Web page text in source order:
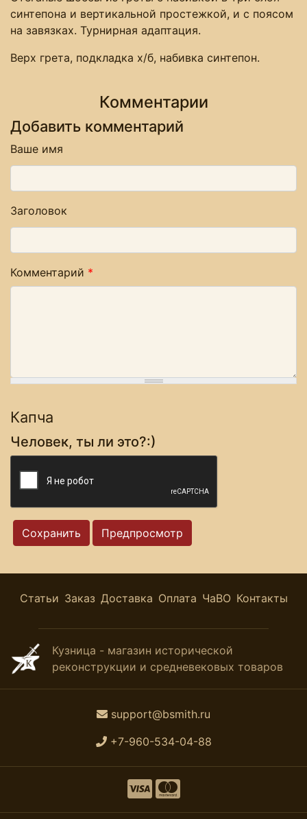
синтепона и вертикальной простежкой, и с поясом
на завязках. Турнирная адаптация.
Верх грета, подкладка х/б, набивка синтепон.
Комментарии
Добавить комментарий
Ваше имя
Заголовок
Комментарий *
Капча
Человек, ты ли это?:)
Статьи Заказ Доставка Оплата ЧаВО Контакты
Кузница - магазин исторической
реконструкции и средневековых товаров
support@bsmith.ru
+7-960-534-04-88